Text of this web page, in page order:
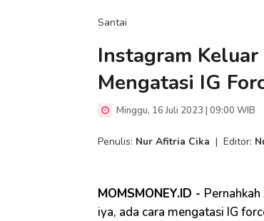
Santai
Instagram
Mengatasi IG
Minggu, 16 Juli 2023 | 09:00 WIB
Penulis: Nur Afitria Cika | Editor:
MOMSMONEY.ID -
iya, ada cara mengatasi IG